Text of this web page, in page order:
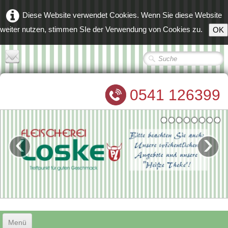
Diese Website verwendet Cookies. Wenn Sie diese Website
weiter nutzen, stimmen SIe der Verwendung von Cookies zu.
OK
0541 126399
‹ ›
Menü